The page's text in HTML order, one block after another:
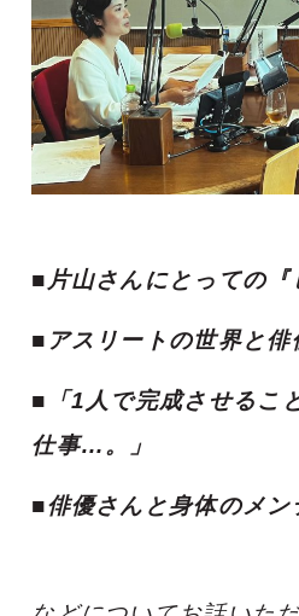
■片山さんにとっての『
■アスリートの世界と俳
■「1人で完成させるこ
仕事…。」
■俳優さんと身体のメン